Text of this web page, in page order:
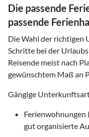
Die passende
passende
Die Wahl der richtigen
Schritte bei der
Reisende meist nach
gewünschtem Maß an
Gängige
Ferienwohnungen
gut organisierte